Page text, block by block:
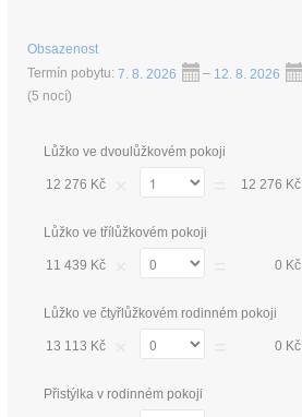
Obsazenost
Termín pobytu: 7. 8. 2026 – 12. 8. 2026
(5 nocí)
Lůžko ve dvoulůžkovém pokoji
12 276 Kč 12 276 Kč
Lůžko ve třílůžkovém pokoji
11 439 Kč 0 Kč
Lůžko ve čtyřlůžkovém rodinném pokoji
13 113 Kč 0 Kč
Přistýlka v rodinném pokoji